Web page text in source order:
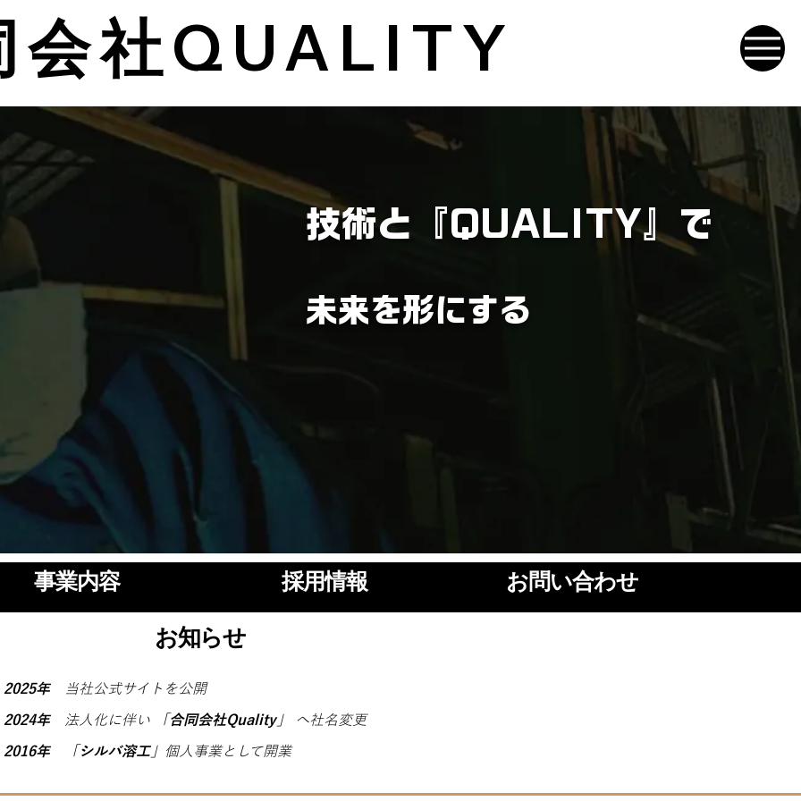
会社QUALITY
技術と『QUALITY』で
未来を形にする
事業内容 ​採用情報 お問い合わせ
お知らせ
2025年当社公式サイトを公開
2024年法人化に伴い 「 合同会社Quality」 へ社名変更
2016年「 シルバ溶工」個人事業として開業